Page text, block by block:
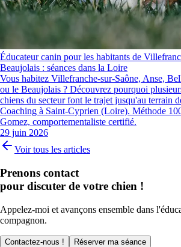
Éducateur canin pour les habitants de
Beaujolais : séances dans la Loire
Vous habitez Villefranche-sur-Saône, Anse,
ou le Beaujolais ? Découvrez pourquoi
chiens du secteur font le trajet jusqu'au terrain
Coaching à Saint-Cyprien (Loire). Méthode
Gomez, comportementaliste certifié.
29 juin 2026
Voir tous les articles
Prenons contact
pour discuter de votre chien !
Appelez-moi et avançons ensemble dans
compagnon.
Contactez-nous ! Réserver ma séance